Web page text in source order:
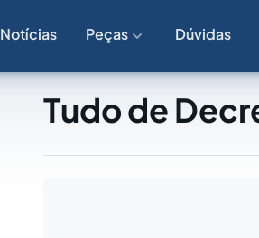
Notícias Peças Dúvidas
Tudo de